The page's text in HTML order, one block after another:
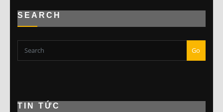
SEARCH
Go
TIN TỨC